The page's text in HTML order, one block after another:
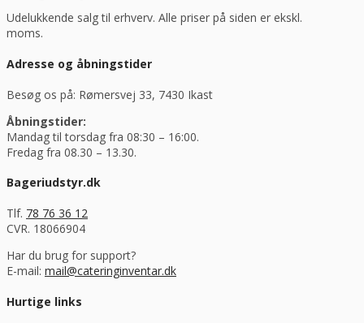
Udelukkende salg til erhverv. Alle priser på siden er ekskl.
moms.
Adresse og åbningstider
Besøg os på: Rømersvej 33, 7430 Ikast
Åbningstider:
Mandag til torsdag fra 08:30 – 16:00.
Fredag fra 08.30 – 13.30.
Bageriudstyr.dk
Tlf. 78 76 36 12
CVR. 18066904
Har du brug for support?
E-mail: mail@cateringinventar.dk
Hurtige links